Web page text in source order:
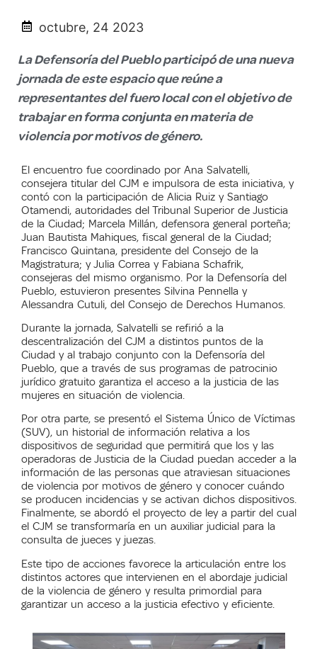
octubre, 24 2023
La Defensoría del Pueblo participó de una nueva
jornada de este espacio que reúne a
representantes del fuero local con el objetivo de
trabajar en forma conjunta en materia de
violencia por motivos de género.
El encuentro fue coordinado por Ana Salvatelli,
consejera titular del CJM e impulsora de esta iniciativa, y
contó con la participación de Alicia Ruiz y Santiago
Otamendi, autoridades del Tribunal Superior de Justicia
de la Ciudad; Marcela Millán, defensora general porteña;
Juan Bautista Mahiques, fiscal general de la Ciudad;
Francisco Quintana, presidente del Consejo de la
Magistratura; y Julia Correa y Fabiana Schafrik,
consejeras del mismo organismo. Por la Defensoría del
Pueblo, estuvieron presentes Silvina Pennella y
Alessandra Cutuli, del Consejo de Derechos Humanos.
Durante la jornada, Salvatelli se refirió a la
descentralización del CJM a distintos puntos de la
Ciudad y al trabajo conjunto con la Defensoría del
Pueblo, que a través de sus programas de patrocinio
jurídico gratuito garantiza el acceso a la justicia de las
mujeres en situación de violencia.
Por otra parte, se presentó el Sistema Único de Víctimas
(SUV), un historial de información relativa a los
dispositivos de seguridad que permitirá que los y las
operadoras de Justicia de la Ciudad puedan acceder a la
información de las personas que atraviesan situaciones
de violencia por motivos de género y conocer cuándo
se producen incidencias y se activan dichos dispositivos.
Finalmente, se abordó el proyecto de ley a partir del cual
el CJM se transformaría en un auxiliar judicial para la
consulta de jueces y juezas.
Este tipo de acciones favorece la articulación entre los
distintos actores que intervienen en el abordaje judicial
de la violencia de género y resulta primordial para
garantizar un acceso a la justicia efectivo y eficiente.